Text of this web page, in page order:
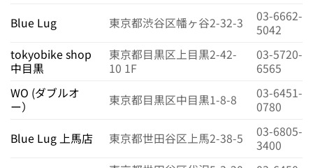
Blue Lug
東京都渋谷区幡ヶ谷2-32-3
03-6662-
5042
tokyobike shop
中目黒
東京都目黒区上目黒2-42-
10 1F
03-5720-
6565
WO (ダブルオ
ー）
東京都目黒区中目黒1-8-8
03-6451-
0780
Blue Lug 上馬店
東京都世田谷区上馬2-38-5
03-6805-
3400